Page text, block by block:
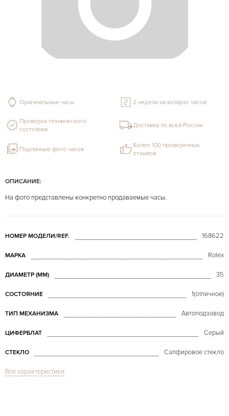
ОПИСАНИЕ:
На фото представлены конкретно продаваемые часы.
НОМЕР МОДЕЛИ/REF. 168622
МАРКА Rolex
ДИАМЕТР (MM) 35
СОСТОЯНИЕ 1(отличное)
ТИП МЕХАНИЗМА Автоподзавод
ЦИФЕРБЛАТ Серый
СТЕКЛО Сапфировое стекло
ФУНКЦИИ
Все характеристики
Оригинальные часы 2 недели на возврат часов
Проверка технического
состояния
Доставка по всей России
Подлинные фото часов
Более 100 проверенных
отзывов